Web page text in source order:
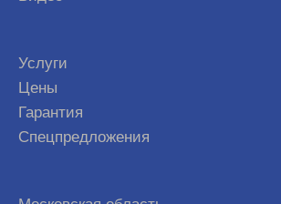
Услуги
Цены
Гарантия
Спецпредложения